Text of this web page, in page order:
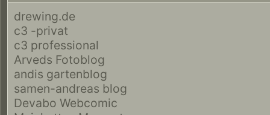
drewing.de
c3 -privat
c3 professional
Arveds Fotoblog
andis gartenblog
samen-andreas blog
Devabo Webcomic